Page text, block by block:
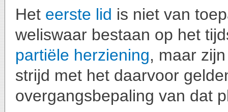
Het eerste lid is niet van
weliswaar bestaan op het
partiële herziening, maar
strijd met het daarvoor
overgangsbepaling van dat